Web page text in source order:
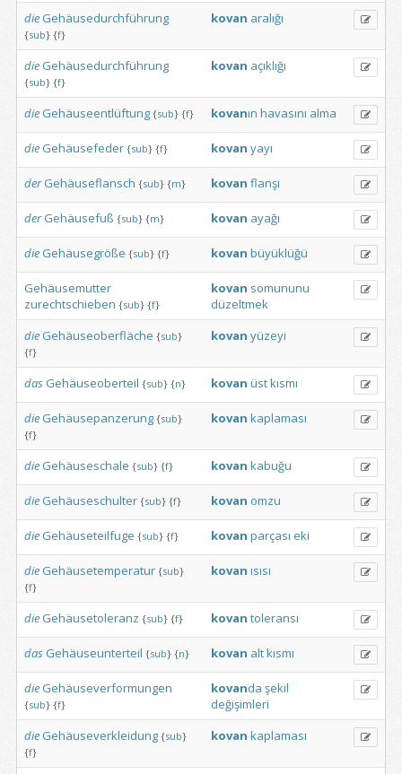
die Gehäusedurchführung
{sub} {f}
kovan aralığı
die Gehäusedurchführung
{sub} {f}
kovan açıklığı
die Gehäuseentlüftung {sub} {f} kovanın havasını alma
die Gehäusefeder {sub} {f} kovan yayı
der Gehäuseflansch {sub} {m} kovan flanşı
der Gehäusefuß {sub} {m} kovan ayağı
die Gehäusegröße {sub} {f} kovan büyüklüğü
Gehäusemutter
zurechtschieben {sub} {f}
kovan somununu
düzeltmek
die Gehäuseoberfläche {sub}
{f}
kovan yüzeyi
das Gehäuseoberteil {sub} {n} kovan üstkısmı
die Gehäusepanzerung {sub}
{f}
kovan kaplaması
die Gehäuseschale {sub} {f} kovan kabuğu
die Gehäuseschulter {sub} {f} kovan omzu
die Gehäuseteilfuge {sub} {f} kovan parçası eki
die Gehäusetemperatur {sub}
{f}
kovan ısısı
die Gehäusetoleranz {sub} {f} kovan toleransı
das Gehäuseunterteil {sub} {n} kovan altkısmı
die Gehäuseverformungen
{sub} {f}
kovanda şekil
değişimleri
die Gehäuseverkleidung {sub}
{f}
kovan kaplaması